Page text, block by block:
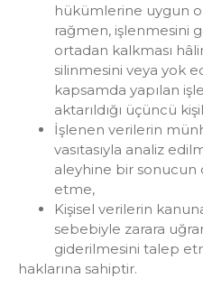
hükümlerine uygun
rağmen, işlenmesini
ortadan kalkması
silinmesini veya yok
kapsamda yapılan
aktarıldığı üçüncü
İşlenen verilerin
vasıtasıyla analiz
aleyhine bir sonucun
etme,
Kişisel verilerin
sebebiyle zarara
giderilmesini talep
haklarına sahiptir.